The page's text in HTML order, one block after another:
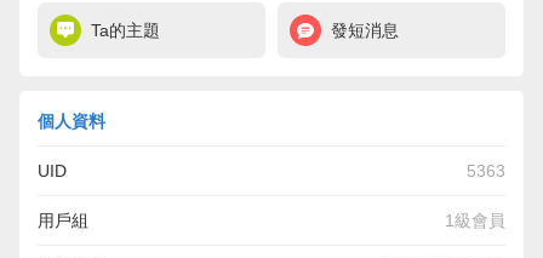
Ta的主題 發短消息
個人資料
UID 5363
用戶組 1級會員